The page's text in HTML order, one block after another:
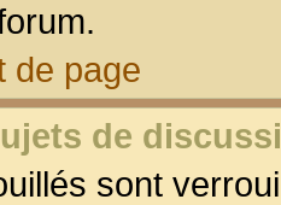
de page
de
sont